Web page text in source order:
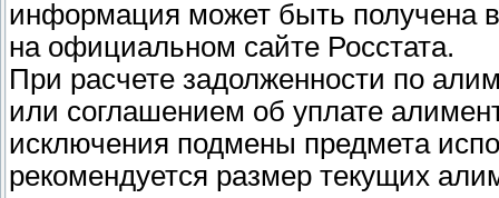
информация может быть получена
на официальном сайте Росстата.
При расчете задолженности по
или соглашением об уплате
исключения подмены предмета
рекомендуется размер текущих